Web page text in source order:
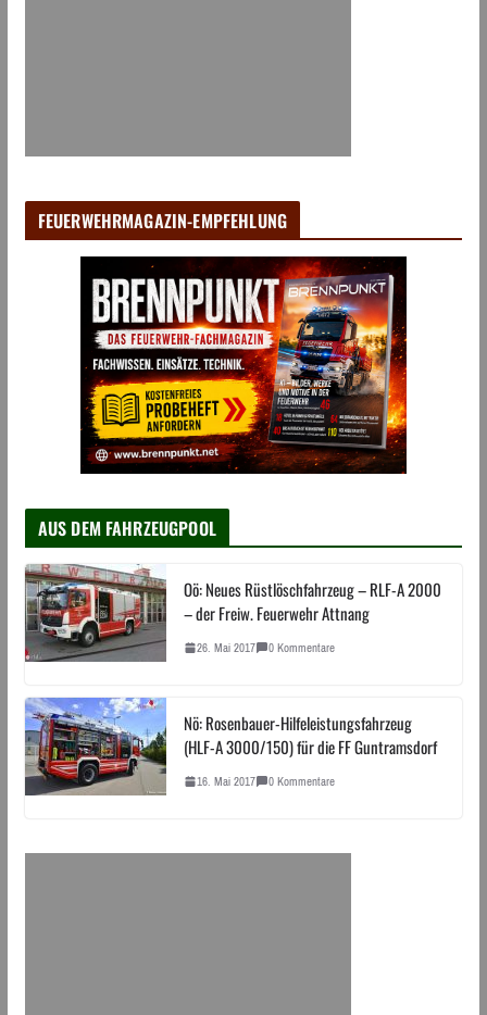
FEUERWEHRMAGAZIN-EMPFEHLUNG
AUS DEM FAHRZEUGPOOL
Oö: Neues Rüstlöschfahrzeug – RLF-A 2000
– der Freiw. Feuerwehr Attnang
26. Mai 2017 0 Kommentare
Nö: Rosenbauer-Hilfeleistungsfahrzeug
(HLF-A 3000/150) für die FF Guntramsdorf
16. Mai 2017 0 Kommentare